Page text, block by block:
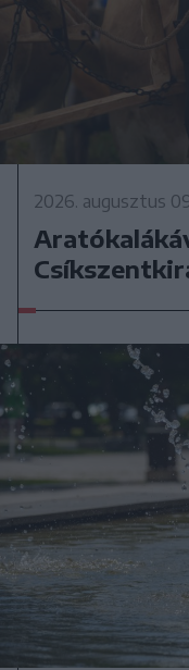
2026. augusztus